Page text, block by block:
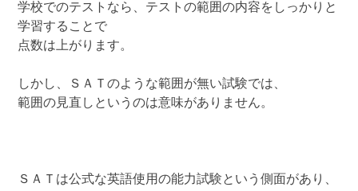
学校でのテストなら、テストの範囲の内容をしっかりと
学習することで
点数は上がります。
しかし、ＳＡＴのような範囲が無い試験では、
範囲の見直しというのは意味がありません。
ＳＡＴは公式な英語使用の能力試験という側面があり、